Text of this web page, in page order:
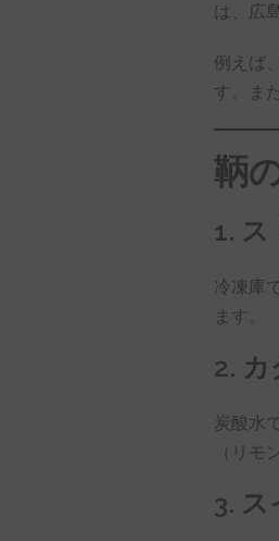
は、広
例えば
す。ま
鞆
1.
冷凍庫
ます。
2.
炭酸水
（リモ
3. ス